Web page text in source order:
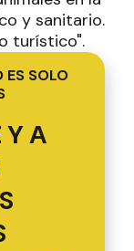
y sanitario.
turístico".
ES SOLO
Y A